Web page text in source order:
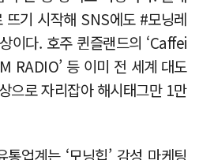
기 시작해 SNS에도 #모닝레
이다. 호주 퀸즐랜드의 ‘Caffei
RADIO’ 등 이미 전 세계 대도
으로 자리잡아 해시태그만 1만
업계는 ‘모닝힙’ 감성 마케팅